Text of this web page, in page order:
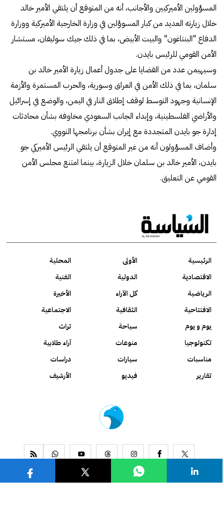
المسؤولين الأميركيين والأجانب، أنه من المتوقع أن يلتقي الأمير خالد
خلال زيارته العديد من كبار المسوؤلين في وزارة الخارجية الأميركية ووزارة
الدفاع "البنتاغون" والبيت الأبيض، بما في ذلك جيك سوليفان، مستشار
الأمن القومي للرئيس بايدن.
وسيهيمن عدد من القضايا على جدول أعمال زيارة الأمير خالد بن
سلمان، بما في ذلك الأمن في العراق وسورية، والحرب المستمرة والأزمة
الإنسانية وجهود التوسط لوقف إطلاق النار في اليمن، والوضع في إسرائيل
والأراضي الفلسطينية، وإبداء الجانب السعودي مخاوفه بشأن محادثات
إدارة جو بايدن المتجددة مع إيران بشأن برنامجها النووي.
وأضاف المسؤولون أنه من غير المتوقع أن يلتقي الرئيس الأميركي جو
بايدن، الأمير خالد بن سلمان خلال الزيارة، بينما امتنع مجلس الأمن
القومي عن التعليق.
الرئيسية الأولى
المحلية
الاقتصادية
الدولية
الفنية
الرياضية
كل الآراء
الأخيرة
الافتتاحية
الثقافية
الاجتماعية
يوم و يوم
سياحة
تراث
تكنولوجيا
منوعات
آراء طلابية
مناسبات
سيارات
دراسات
تقارير
فيديو الأرشيف